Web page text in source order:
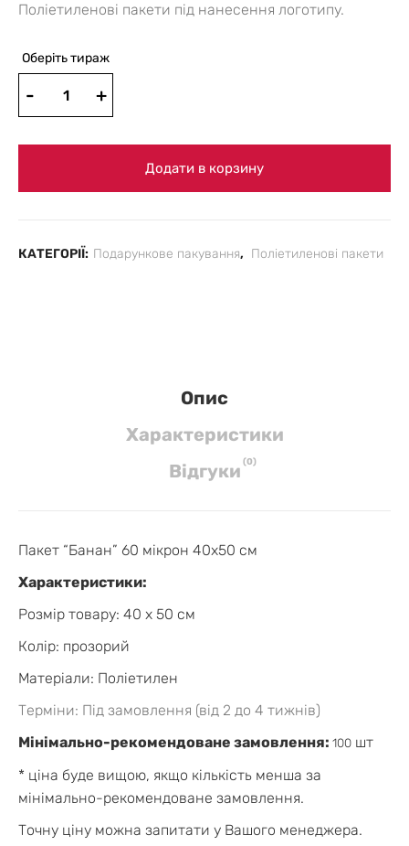
Поліетиленові пакети під нанесення логотипу.
Оберіть тираж
Додати в корзину
КАТЕГОРІЇ: Подарункове пакування, Поліетиленові пакети
Опис
Характеристики
Вiдгуки (0)
Пакет “Банан” 60 мікрон 40х50 см
Характеристики:
Розмір товару: 40 x 50 см
Колір: прозорий
Матеріали: Поліетилен
Терміни: Під замовлення (від 2 до 4 тижнів)
Мінімально-рекомендоване замовлення: 100 шт
* ціна буде вищою, якщо кількість менша за
мінімально-рекомендоване замовлення.
Точну ціну можна запитати у Вашого менеджера.